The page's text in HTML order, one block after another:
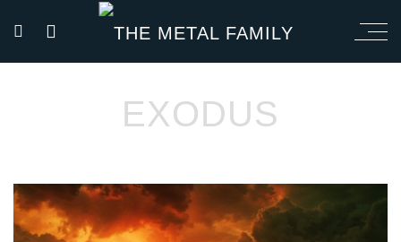
EXODUS